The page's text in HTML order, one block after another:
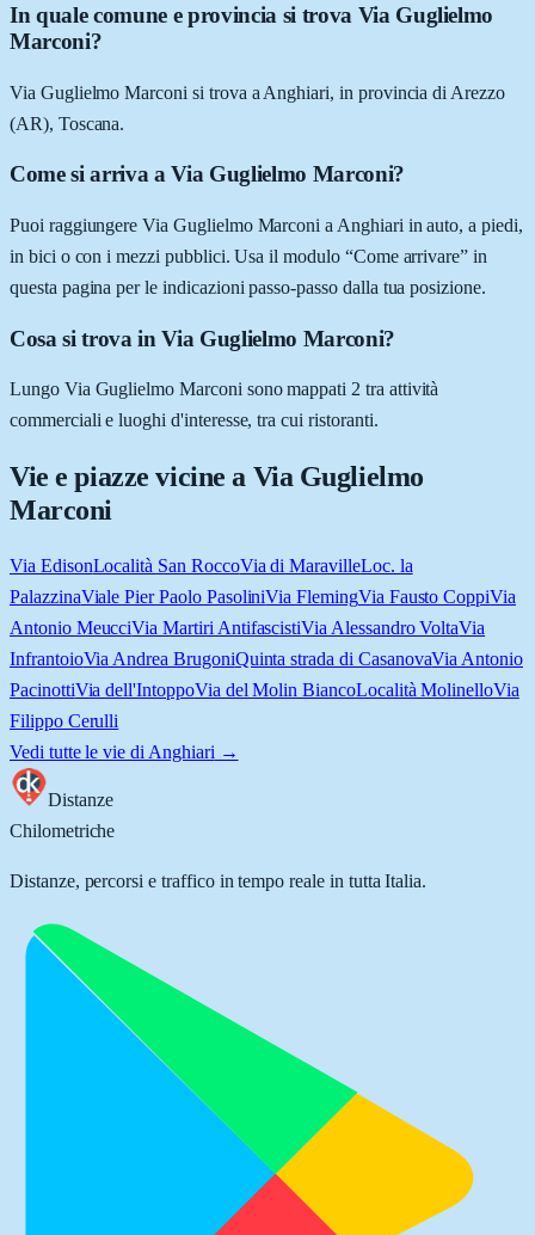
In quale comune e provincia si trova Via Guglielmo
Marconi?
Via Guglielmo Marconi si trova a Anghiari, in provincia di Arezzo
(AR), Toscana.
Come si arriva a Via Guglielmo Marconi?
Puoi raggiungere Via Guglielmo Marconi a Anghiari in auto, a piedi,
in bici o con i mezzi pubblici. Usa il modulo “Come arrivare” in
questa pagina per le indicazioni passo-passo dalla tua posizione.
Cosa si trova in Via Guglielmo Marconi?
Lungo Via Guglielmo Marconi sono mappati 2 tra attività
commerciali e luoghi d'interesse, tra cui ristoranti.
Vie e piazze vicine a Via Guglielmo
Marconi
Via EdisonLocalità San RoccoVia di MaravilleLoc. la
PalazzinaViale Pier Paolo PasoliniVia FlemingVia Fausto CoppiVia
Antonio MeucciVia Martiri AntifascistiVia Alessandro VoltaVia
InfrantoioVia Andrea BrugoniQuinta strada di CasanovaVia Antonio
PacinottiVia dell'IntoppoVia del Molin BiancoLocalità MolinelloVia
Filippo Cerulli
Vedi tutte le vie di Anghiari →
Distanze
Chilometriche
Distanze, percorsi e traffico in tempo reale in tutta Italia.